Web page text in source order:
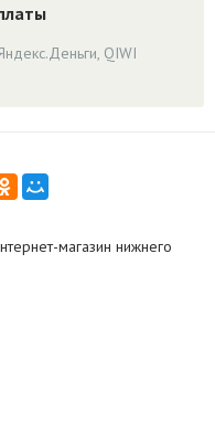
QIWI
магазин нижнего